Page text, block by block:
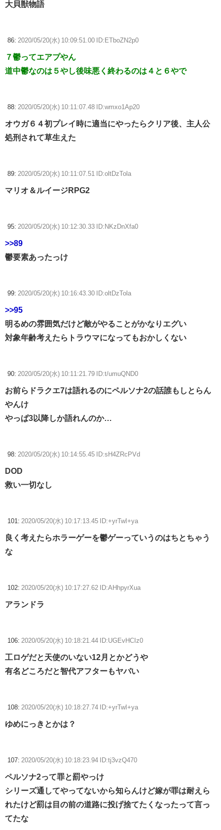
大貝獣物語
86: 2020/05/20(水) 10:09:51.00 ID:ETboZN2p0
７鬱ってエアプやん
道中鬱なのは５やし後味悪く終わるのは４と６やで
88: 2020/05/20(水) 10:11:07.48 ID:wmxo1Ap20
オウガ６４初プレイ時に適当にやったらクリア後、主人公
処刑されて草生えた
89: 2020/05/20(水) 10:11:07.51 ID:oltDzTola
マリオ＆ルイージRPG2
95: 2020/05/20(水) 10:12:30.33 ID:NKzDnXfa0
>>89
鬱要素あったっけ
99: 2020/05/20(水) 10:16:43.30 ID:oltDzTola
>>95
明るめの雰囲気だけど敵がやることがかなりエグい
対象年齢考えたらトラウマになってもおかしくない
90: 2020/05/20(水) 10:11:21.79 ID:t/umuQND0
お前らドラクエ7は語れるのにペルソナ2の話誰もしとらん
やんけ
やっぱ3以降しか語れんのか…
98: 2020/05/20(水) 10:14:55.45 ID:sH4ZRcPVd
DOD
救い一切なし
101: 2020/05/20(水) 10:17:13.45 ID:+yrTwI+ya
良く考えたらホラーゲーを鬱ゲーっていうのはちとちゃう
な
102: 2020/05/20(水) 10:17:27.62 ID:AHhpyrXua
アランドラ
106: 2020/05/20(水) 10:18:21.44 ID:UGEvHCIz0
工ロゲだと天使のいない12月とかどうや
有名どころだと智代アフターもヤバい
108: 2020/05/20(水) 10:18:27.74 ID:+yrTwI+ya
ゆめにっきとかは？
107: 2020/05/20(水) 10:18:23.94 ID:tj3vzQ470
ペルソナ2って罪と罰やっけ
シリーズ通してやってないから知らんけど嫁が罪は耐えら
れたけど罰は目の前の道路に投げ捨てたくなったって言っ
てたな